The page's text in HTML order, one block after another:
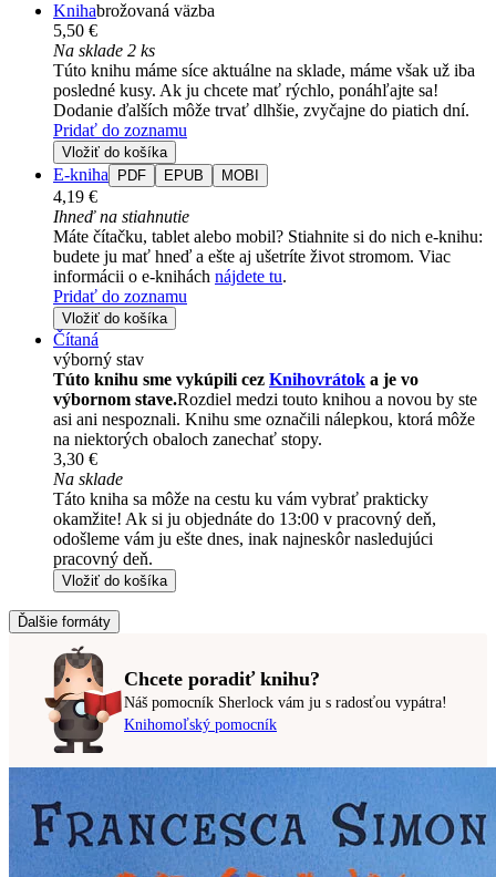
Knihabrožovaná väzba
5,50 €
Na sklade 2 ks
Túto knihu máme síce aktuálne na sklade, máme však už iba
posledné kusy. Ak ju chcete mať rýchlo, ponáhľajte sa!
Dodanie ďalších môže trvať dlhšie, zvyčajne do piatich dní.
Pridať do zoznamu
Vložiť do košíka
E-kniha PDF EPUB MOBI
4,19 €
Ihneď na stiahnutie
Máte čítačku, tablet alebo mobil? Stiahnite si do nich e-knihu:
budete ju mať hneď a ešte aj ušetríte život stromom. Viac
informácii o e-knihách nájdete tu.
Pridať do zoznamu
Vložiť do košíka
Čítaná
výborný stav
Túto knihu sme vykúpili cez Knihovrátok a je vo
výbornom stave.Rozdiel medzi touto knihou a novou by ste
asi ani nespoznali. Knihu sme označili nálepkou, ktorá môže
na niektorých obaloch zanechať stopy.
3,30 €
Na sklade
Táto kniha sa môže na cestu ku vám vybrať prakticky
okamžite! Ak si ju objednáte do 13:00 v pracovný deň,
odošleme vám ju ešte dnes, inak najneskôr nasledujúci
pracovný deň.
Vložiť do košíka
Ďalšie formáty
Chcete poradiť knihu?
Náš pomocník Sherlock vám ju s radosťou vypátra!
Knihomoľský pomocník